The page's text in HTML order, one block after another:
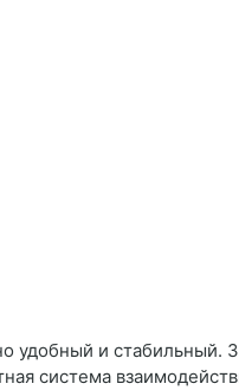
удобный и стабильный.
система